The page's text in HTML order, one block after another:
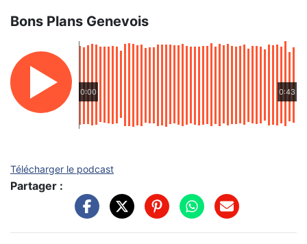
Bons Plans Genevois
0:00 0:43
Télécharger le podcast
Partager :